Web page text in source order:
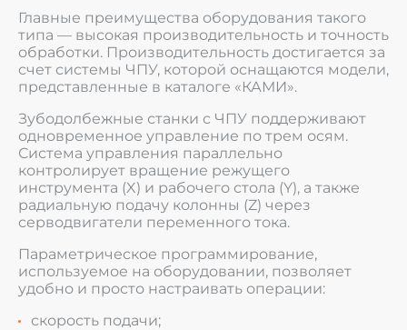
Главные преимущества оборудования такого
типа — высокая производительность и точность
обработки. Производительность достигается за
счет системы ЧПУ, которой оснащаются модели,
представленные в каталоге «КАМИ».
Зубодолбежные станки с ЧПУ поддерживают
одновременное управление по трем осям.
Система управления параллельно
контролирует вращение режущего
инструмента (X) и рабочего стола (Y), а также
радиальную подачу колонны (Z) через
серводвигатели переменного тока.
Параметрическое программирование,
используемое на оборудовании, позволяет
удобно и просто настраивать операции:
скорость подачи;